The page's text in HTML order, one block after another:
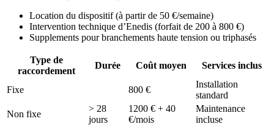
Location du dispositif (à partir de 50 €/semaine)
Intervention technique d’Enedis (forfait de 200 à 800 €)
Supplements pour branchements haute tension ou triphasés
Type de
raccordement
Durée Coût moyen Services inclus
Fixe 800 €
Installation
standard
Non fixe
> 28
jours
1200 € + 40
€/mois
Maintenance
incluse